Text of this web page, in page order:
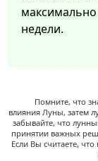
недели.
Помните, что
влияния Луны, затем
забывайте, что
принятии важных
Если Вы считаете,